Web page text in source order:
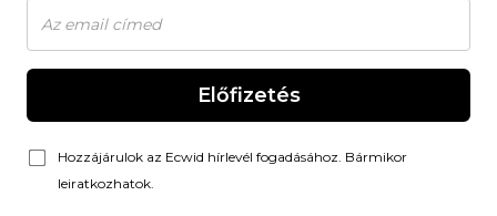
Előfizetés
Hozzájárulok az Ecwid hírlevél fogadásához. Bármikor
leiratkozhatok.